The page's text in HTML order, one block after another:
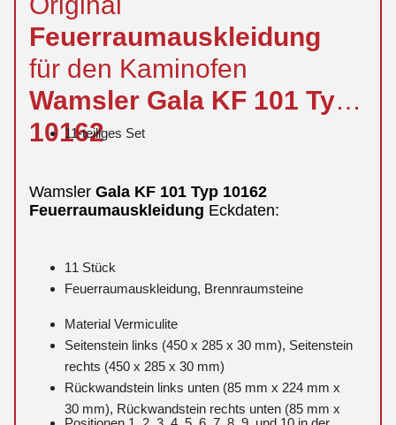
Feuerraumauskleidung
für den Kaminofen
Wamsler Gala KF 101 Typ
10162
11-teiliges Set
Wamsler Gala KF 101 Typ 10162
Feuerraumauskleidung Eckdaten:
11 Stück
Feuerraumauskleidung, Brennraumsteine
Material Vermiculite
Seitenstein links (450 x 285 x 30 mm), Seitenstein
rechts (450 x 285 x 30 mm)
Rückwandstein links unten (85 mm x 224 mm x
30 mm), Rückwandstein rechts unten (85 mm x